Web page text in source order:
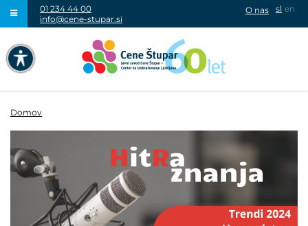
NAVIGACIJA PREKO TIPKOVNICE
VISOK KONTRAST
SIVINE
01 234 44 00
info@cene-stupar.si
sl en
O nas
Domov